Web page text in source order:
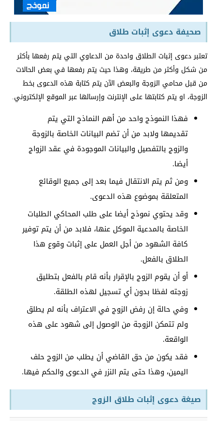
صحيفة دعوى إثبات طلاق
تعتبر دعوى إثبات الطلاق واحدة من الدعاوي التي يتم رفعها بأكثر
من شكل وأكثر من طريقة، وهذا حيث يتم رفعها في بعض الحالات
من قبل محامي الزوجة والبعض الآن يتم كتابة هذه الدعوى بخط
الزوجة، او يتم كتابتها على الإنترنت وإرسالها عبر الموقع الإلكتروني.
فهذا النموذج واحد من أهم النماذج التي يتم
تقديمها ولابد من أن تضم البيانات الخاصة بالزوجة
والزوج بالتفصيل والبيانات الموجودة في عقد الزواج
أيضا.
ومن ثم يتم الانتقال فيما بعد إلى جميع الوقائع
المتعلقة بموضوع هذه الدعوى.
وقد يحتوي نموذج أيضا على طلب المحاكي الطلبات
الخاصة بالمدعية الموكل عنها، فلابد من أن يتم توفير
كافة الشهود من أجل العمل على إثبات وقوع هذا
الطلاق بالفعل.
أو أن يقوم الزوج بالإقرار بأنه قام بالفعل بتطليق
زوجته لفظا بدون أي تسجيل لهذه الطلقة.
وفي حالة إن رفض الزوج في الاعتراف بأنه لم يطلق
ولم تتمكن الزوجة من الوصول إلى شهود على هذه
الواقعة.
فقد يكون من حق القاضي أن يطلب من الزوج حلف
اليمين، وهذا حتى يتم النزر في الدعوى والحكم فيها.
صيغة دعوى إثبات طلاق الزوج